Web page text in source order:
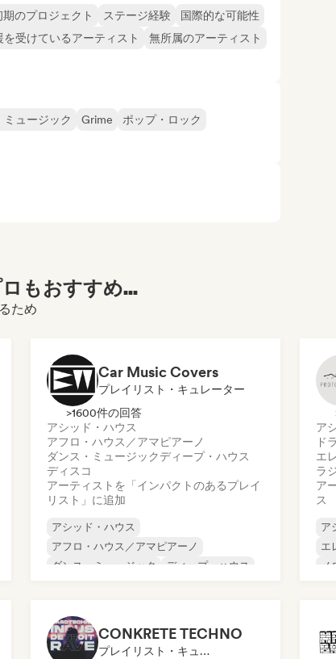
期のプロジェクト ステージ経験
国際的な可能性
を受けているアーティスト
無所属のアーティスト
ミュージック Grime
ポップ・ロック
もおすすめ...
ため
Car Music Covers
プレイリスト・キュレーター
>1600件の回答
アシッド・ハウス
アフロ・ハウス／アマピアーノ
ダンス・ミュージックディープ・ハウス
ディスコ
アーティストを「インパクトのあるプレイ
リスト」に追加
アシッド・ハウス
アフロ・ハウス／アマピアーノ
ダンス・ミュージック
ディープ・ハウス
ア
ド
エ
ラ
ア
ス
ア
エ
メ
CONKRETE TECHNO
プレイリスト・キュレーター